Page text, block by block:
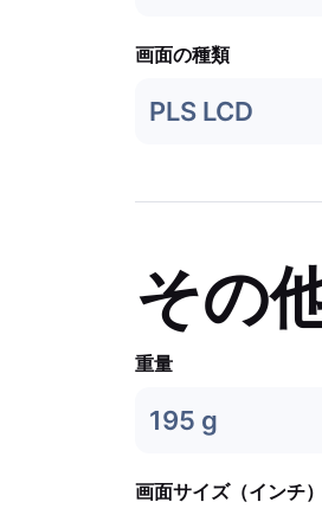
画面の種類
PLS LCD
その
重量
195 g
画面サイズ（インチ）